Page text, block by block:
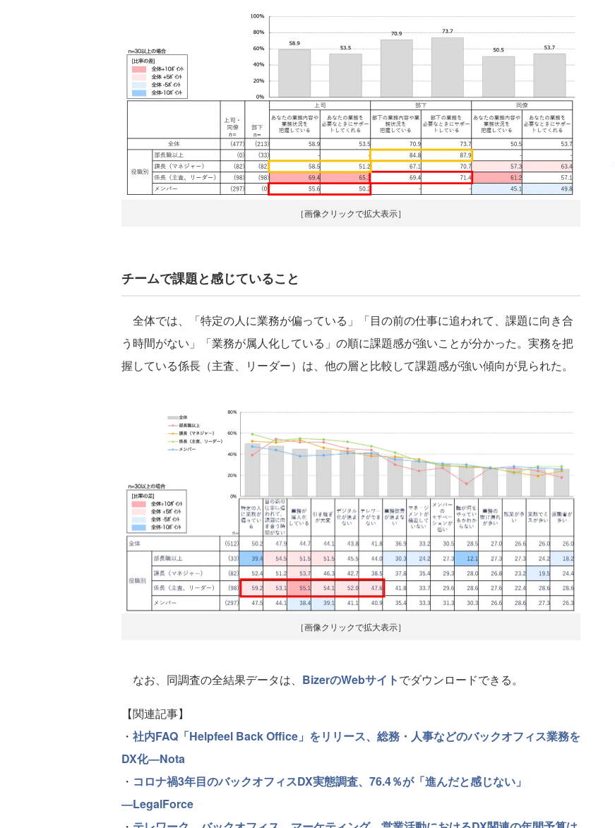
［画像クリックで拡大表示］
チームで課題と感じていること
全体では、「特定の人に業務が偏っている」「目の前の仕事に追われて、課題に向き合
う時間がない」「業務が属人化している」の順に課題感が強いことが分かった。実務を把
握している係長（主査、リーダー）は、他の層と比較して課題感が強い傾向が見られた。
［画像クリックで拡大表示］
なお、同調査の全結果データは、 BizerのWebサイトでダウンロードできる。
【関連記事】
・ 社内FAQ「Helpfeel Back Office」をリリース、総務・人事などのバックオフィス業務を
DX化―Nota
・ コロナ禍3年目のバックオフィスDX実態調査、76.4％が「進んだと感じない」
―LegalForce